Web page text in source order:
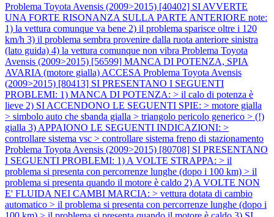
Problema Toyota Avensis (2009>2015) [40402] SI AVVERTE
UNA FORTE RISONANZA SULLA PARTE ANTERIORE note:
1) la vettura comunque va bene 2) il problema sparisce oltre i 120
km/h 3) il problema sembra provenire dalla ruota anteriore sinistra
(lato guida) 4) la vettura comunque non vibra Problema Toyota
Avensis (2009>2015) [56599] MANCA DI POTENZA, SPIA
AVARIA (motore gialla) ACCESA Problema Toyota Avensis
(2009>2015) [80413] SI PRESENTANO I SEGUENTI
PROBLEMI: 1) MANCA DI POTENZA: > il calo di potenza è
lieve 2) SI ACCENDONO LE SEGUENTI SPIE: > motore gialla
> simbolo auto che sbanda gialla > triangolo pericolo generico > (!)
gialla 3) APPAIONO LE SEGUENTI INDICAZIONI: >
controllare sistema vsc > controllare sistema freno di stazionamento
Problema Toyota Avensis (2009>2015) [80708] SI PRESENTANO
I SEGUENTI PROBLEMI: 1) A VOLTE STRAPPA: > il
problema si presenta con percorrenze lunghe (dopo i 100 km) > il
problema si presenta quando il motore è caldo 2) A VOLTE NON
E' FLUIDA NEI CAMBI MARCIA: > vettura dotata di cambio
automatico > il problema si presenta con percorrenze lunghe (dopo i